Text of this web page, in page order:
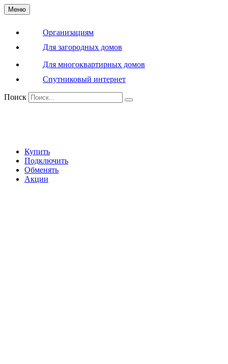
Меню
Организациям
Для загородных домов
Для многоквартирных домов
Спутниковый интернет
Поиск
Купить
Подключить
Обменять
Акции